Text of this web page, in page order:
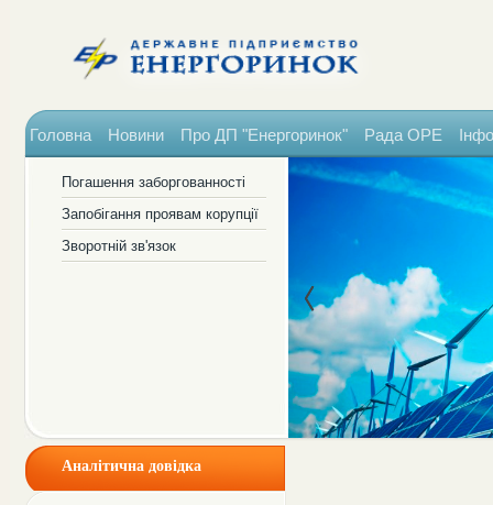
Головна Новини Про ДП "Енергоринок" Рада ОРЕ
Погашення заборгованності
Запобігання проявам корупції
Зворотній зв'язок
Аналітична довідка